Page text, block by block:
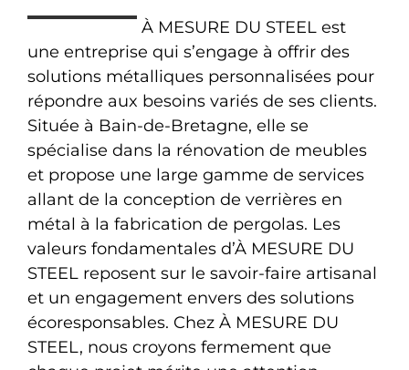
À MESURE DU STEEL est
une entreprise qui s’engage à offrir des
solutions métalliques personnalisées pour
répondre aux besoins variés de ses clients.
Située à Bain-de-Bretagne, elle se
spécialise dans la rénovation de meubles
et propose une large gamme de services
allant de la conception de verrières en
métal à la fabrication de pergolas. Les
valeurs fondamentales d’À MESURE DU
STEEL reposent sur le savoir-faire artisanal
et un engagement envers des solutions
écoresponsables. Chez À MESURE DU
STEEL, nous croyons fermement que